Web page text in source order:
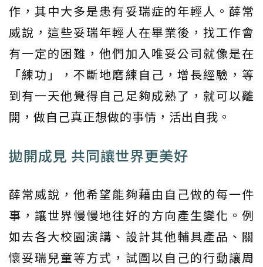
作，其中大多是患有妥瑞症的年輕人。薛常
威說，這些妥瑞年輕人在畢業後，找工作會
有一定的困難，他們加入唯妥公司就像是在
「練功」，不斷地磨練自己，增長經驗，等
到有一天他覺得自己足夠成熟了，就可以離
開，做自己真正想做的事情，活出自我。
拋開成見 共同讓世界更美好
薛常威說，他希望能夠藉由自己做的每一件
事，讓世界慢慢地往好的方向產生變化。例
如去各大校園演講、設計其他輔具產品、關
懷妥瑞兒童等方式，試圖以自己的行動讓周